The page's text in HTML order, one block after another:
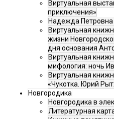
Виртуальная
приключения»
Надежда
Виртуальная
жизни
дня основания
Виртуальная
мифология: ночь
Виртуальная
«Чукотка. Юрий
Новгородика
Новгородика в
Литературная